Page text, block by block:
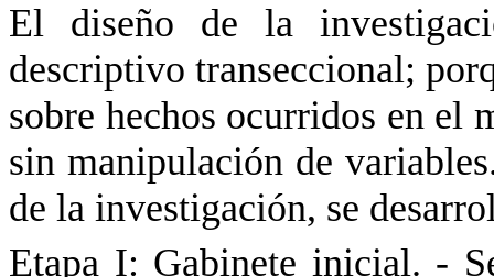
El diseño de la
descriptivo transeccional;
sobre hechos ocurridos en el
sin manipulación de
de la investigación, se
Etapa I: Gabinete inicial. -